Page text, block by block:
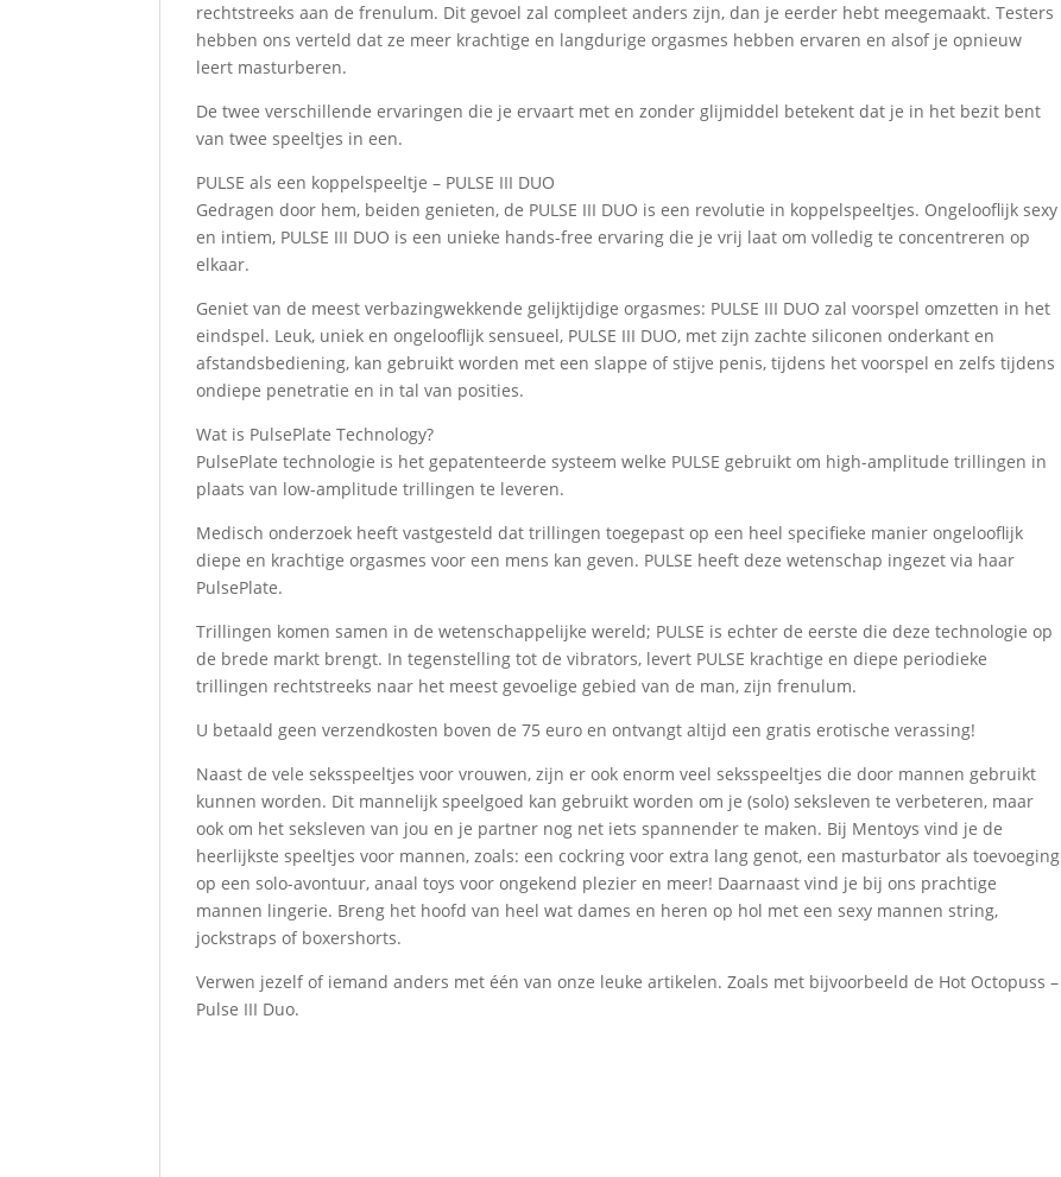
rechtstreeks aan de frenulum. Dit gevoel zal compleet anders zijn, dan je eerder hebt meegemaakt. Testers
hebben ons verteld dat ze meer krachtige en langdurige orgasmes hebben ervaren en alsof je opnieuw
leert masturberen.
De twee verschillende ervaringen die je ervaart met en zonder glijmiddel betekent dat je in het bezit bent
van twee speeltjes in een.
PULSE als een koppelspeeltje – PULSE III DUO
Gedragen door hem, beiden genieten, de PULSE III DUO is een revolutie in koppelspeeltjes. Ongelooflijk sexy
en intiem, PULSE III DUO is een unieke hands-free ervaring die je vrij laat om volledig te concentreren op
elkaar.
Geniet van de meest verbazingwekkende gelijktijdige orgasmes: PULSE III DUO zal voorspel omzetten in het
eindspel. Leuk, uniek en ongelooflijk sensueel, PULSE III DUO, met zijn zachte siliconen onderkant en
afstandsbediening, kan gebruikt worden met een slappe of stijve penis, tijdens het voorspel en zelfs tijdens
ondiepe penetratie en in tal van posities.
Wat is PulsePlate Technology?
PulsePlate technologie is het gepatenteerde systeem welke PULSE gebruikt om high-amplitude trillingen in
plaats van low-amplitude trillingen te leveren.
Medisch onderzoek heeft vastgesteld dat trillingen toegepast op een heel specifieke manier ongelooflijk
diepe en krachtige orgasmes voor een mens kan geven. PULSE heeft deze wetenschap ingezet via haar
PulsePlate.
Trillingen komen samen in de wetenschappelijke wereld; PULSE is echter de eerste die deze technologie op
de brede markt brengt. In tegenstelling tot de vibrators, levert PULSE krachtige en diepe periodieke
trillingen rechtstreeks naar het meest gevoelige gebied van de man, zijn frenulum.
U betaald geen verzendkosten boven de 75 euro en ontvangt altijd een gratis erotische verassing!
Naast de vele seksspeeltjes voor vrouwen, zijn er ook enorm veel seksspeeltjes die door mannen gebruikt
kunnen worden. Dit mannelijk speelgoed kan gebruikt worden om je (solo) seksleven te verbeteren, maar
ook om het seksleven van jou en je partner nog net iets spannender te maken. Bij Mentoys vind je de
heerlijkste speeltjes voor mannen, zoals: een cockring voor extra lang genot, een masturbator als toevoeging
op een solo-avontuur, anaal toys voor ongekend plezier en meer! Daarnaast vind je bij ons prachtige
mannen lingerie. Breng het hoofd van heel wat dames en heren op hol met een sexy mannen string,
jockstraps of boxershorts.
Verwen jezelf of iemand anders met één van onze leuke artikelen. Zoals met bijvoorbeeld de Hot Octopuss –
Pulse III Duo.